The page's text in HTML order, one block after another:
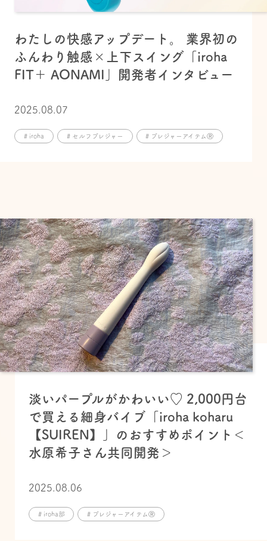
わたしの快感アップデート。 業界初の
ふんわり触感×上下スイング「iroha
FIT＋ AONAMI」開発者インタビュー
2025.08.07
# iroha # セルフプレジャー # プレジャーアイテムⓇ
淡いパープルがかわいい♡ 2,000円台
で買える細身バイブ「iroha koharu
【SUIREN】」のおすすめポイント＜
水原希子さん共同開発＞
2025.08.06
# iroha部 # プレジャーアイテムⓇ